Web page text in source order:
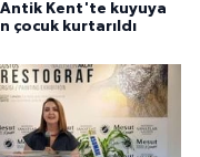
Kent'te kuyuya
çocuk kurtarıldı